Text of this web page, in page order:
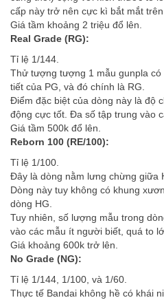
cấp này trở nên cực kì bắt mắt
Giá tầm khoảng 2 triệu đổ lên.
Real Grade (RG):
Tỉ lệ 1/144.
Thử tượng tượng 1 mẫu gunpla
tiết của PG, và đó chính là RG.
Điểm đặc biệt của dòng này là độ
động cực tốt. Đa số tập trung vào
Giá tầm 500k đổ lên.
Reborn 100 (RE/100):
Tỉ lệ 1/100.
Đây là dòng nằm lưng chừng giữa
Dòng này tuy không có khung
dòng HG.
Tuy nhiên, số lượng mẫu trong
vào các mẫu ít người biết, quá to
Giá khoảng 600k trở lên.
No Grade (NG):
Tỉ lệ 1/144, 1/100, và 1/60.
Thực tế Bandai không hề có khái